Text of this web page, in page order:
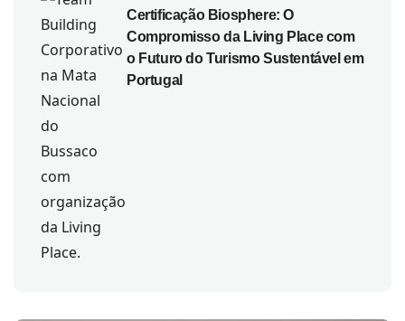
Certificação Biosphere: O
Compromisso da Living Place com
o Futuro do Turismo Sustentável em
Portugal